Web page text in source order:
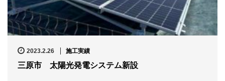
2023.2.26 施工実績
三原市 太陽光発電システム新設